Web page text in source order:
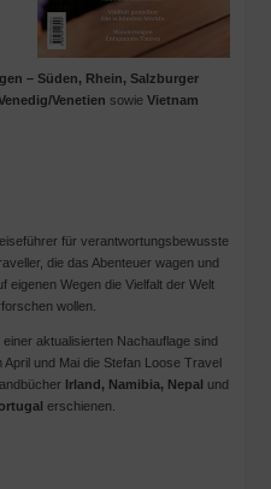
– Süden, Rhein, Salzburger
Venetien sowie Vietnam
für verantwortungsbewusste
die das Abenteuer wagen und
eigenen Wegen die Vielfalt der Welt
wollen.
einer aktualisierten Nachauflage sind
April und Mai die Stefan Loose Travel
Irland, Namibia, Nepal und
erschienen.